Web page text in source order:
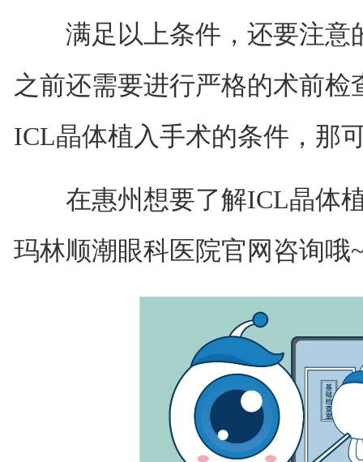
满足以上条件，还要注意
之前还需要进行严格的术前
ICL晶体植入手术的条件，那
在惠州想要了解ICL晶体植
玛林顺潮眼科医院官网咨询哦